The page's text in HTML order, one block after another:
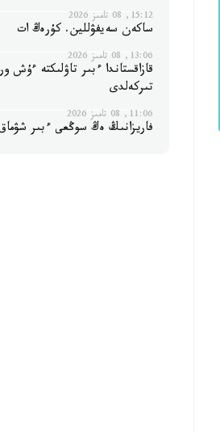
15:12, 08 تامىز 2026
ساكەن سەيفۋللين. كۇرەڭ ات
13:06, 08 تامىز 2026
قازاقستاندا ءبىر تاۋلىكتە ءۇش
تىركەلدى
11:06, 08 تامىز 2026
فاريزانىڭ ەڭ سوڭعى ءبىر